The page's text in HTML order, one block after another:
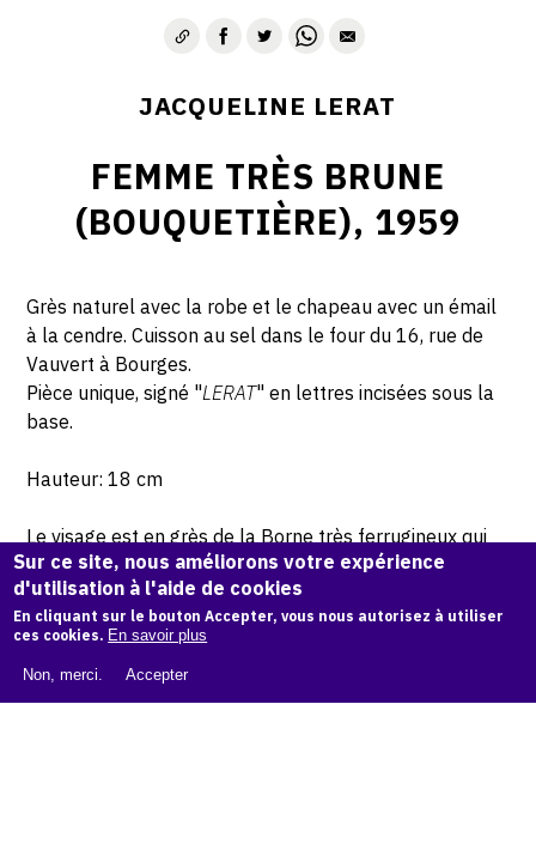
JACQUELINE LERAT
FEMME TRÈS BRUNE
(BOUQUETIÈRE), 1959
Grès naturel avec la robe et le chapeau avec un émail
à la cendre. Cuisson au sel dans le four du 16, rue de
Vauvert à Bourges.
Pièce unique, signé "LERAT" en lettres incisées sous la
base.
Hauteur: 18 cm
Le visage est en grès de la Borne très ferrugineux qui
devient très brun en pleine flamme. Pour éviter ce
brunissement les pièces ont été de plus en plus
abritées de la flamme.
© Atelier Jean et Jacqueline Lerat © Photo Lysiane Gauthier
Sur ce site, nous améliorons votre expérience
d'utilisation à l'aide de cookies
En cliquant sur le bouton Accepter, vous nous autorisez à utiliser
ces cookies. En savoir plus
Non, merci. Accepter